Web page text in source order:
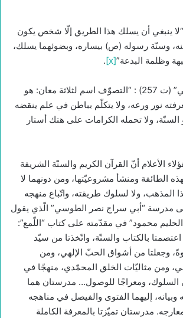
“لا ينبغي أن يسلك هذا الطريق إلّا شخص يكون
وسنّة رسوله (ص) بيساره، وبضوئهما يسلك،
وظلمة البدعة”[x]
.
وقال “سرّي السقطي” (ت 257) : “التصوّف اسم لثلاثة معان: هو
نور ورعه، ولا يتكلّم بباطن في علم ينقضه
السنّة، ولا تحمله الكرامات على هتك أستار
الأعلام أنّ القرآن الكريم والسنّة الشريفة
الطائفة ومنشأ مشروعيّتها، ومن دونهما لا
ولا لسلوك طريقته، واتّباع منهجه
مدرسة “أبي سراج نصر الطوسي” الّذي يقول
الحليم محمود” في مقدّمته على كتاب “اللّمع”:
بالكتاب والسنّة، واتّخذتا من سيّد
وجعلتا من أشواق الحبّ الإلهي، ومن
ومن مثاليّات الخلق المحمّدي، منهجًا في
السلوك، ومعراجًا للوصول… مدرستان هما
إليهما الفتوى والفيصل في مناهجه
مدرستان تميّزتا بالمعرفة الكاملة